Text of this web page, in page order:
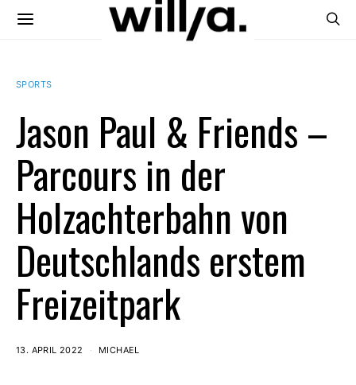
SPORTS
Jason Paul & Friends –
Parcours in der
Holzachterbahn von
Deutschlands erstem
Freizeitpark
13. APRIL 2022 MICHAEL